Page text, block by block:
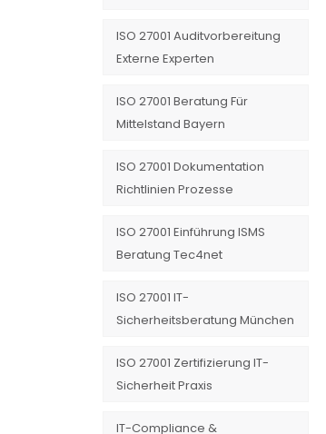
ISO 27001 Auditvorbereitung
Externe Experten
ISO 27001 Beratung Für
Mittelstand Bayern
ISO 27001 Dokumentation
Richtlinien Prozesse
ISO 27001 Einführung ISMS
Beratung Tec4net
ISO 27001 IT-
Sicherheitsberatung München
ISO 27001 Zertifizierung IT-
Sicherheit Praxis
IT-Compliance &